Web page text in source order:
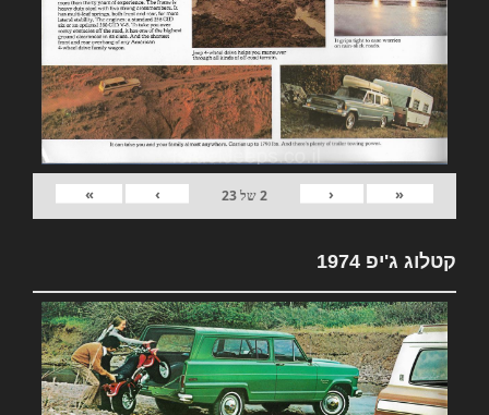
«
‹
2של23
›
»
קטלוג ג'יפ 1974